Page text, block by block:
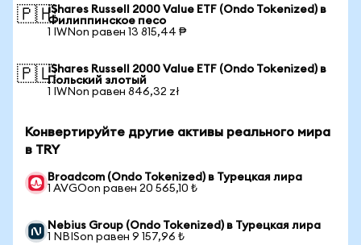
🇵🇭iShares Russell 2000 Value ETF (Ondo Tokenized) в
Филиппинское песо
1 IWNon равен 13 815,44 ₱
🇵🇱iShares Russell 2000 Value ETF (Ondo Tokenized) в
Польский злотый
1 IWNon равен 846,32 zł
Конвертируйте другие активы реального мира
в TRY
Broadcom (Ondo Tokenized) в Турецкая лира
1 AVGOon равен 20 565,10 ₺
Nebius Group (Ondo Tokenized) в Турецкая лира
1 NBISon равен 9 157,96 ₺